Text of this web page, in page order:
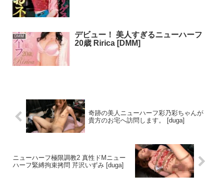
DMM
デビュー！ 美人すぎるニューハーフ
20歳 Ririca [DMM]
奇跡の美人ニューハーフ彩乃彩ちゃんが
貴方のお宅へ訪問します。 [duga]
ニューハーフ極限調教2 真性ドMニュー
ハーフ緊縛拘束拷問 芹沢いずみ [duga]